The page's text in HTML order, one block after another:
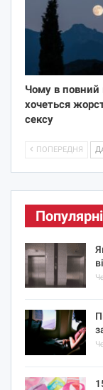
Чому в повний
хочеться
сексу
ПОПЕРЕДНЯ